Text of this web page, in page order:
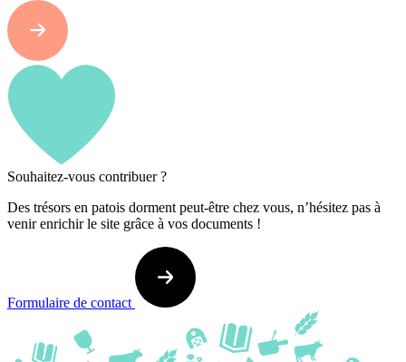
Souhaitez-vous contribuer ?
Des trésors en patois dorment peut-être chez vous, n’hésitez pas à
venir enrichir le site grâce à vos documents !
Formulaire de contact